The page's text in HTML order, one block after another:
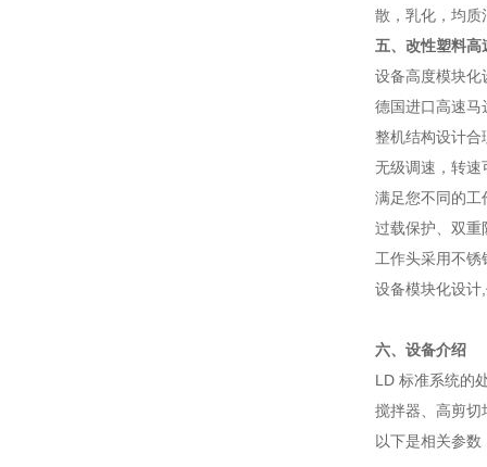
散，乳化，均质
五、改性塑料高
设备高度模块化
德国进口高速马
整机结构设计合
无级调速，转
满足您不同的工
过载保护、双重
工作头采用不
设备模块化设计
六、设备介绍
LD 标准系统的
搅拌器、高剪切
以下是相关参